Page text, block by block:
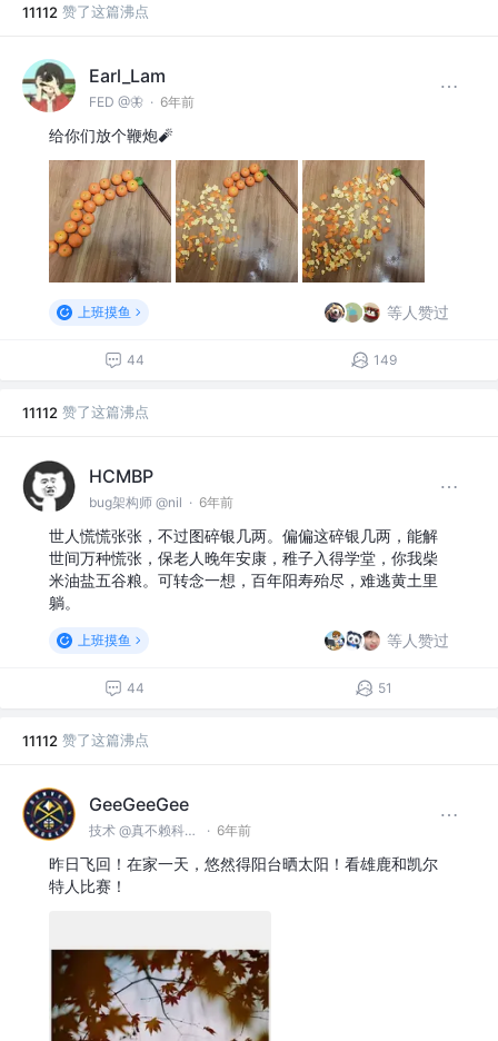
11112 赞了这篇沸点
Earl_Lam
FED @🦋 · 6年前
给你们放个鞭炮🧨
上班摸鱼 等人赞过
44 149
11112 赞了这篇沸点
HCMBP
bug架构师 @nil · 6年前
世人慌慌张张，不过图碎银几两。偏偏这碎银几两，能解
世间万种慌张，保老人晚年安康，稚子入得学堂，你我柴
米油盐五谷粮。可转念一想，百年阳寿殆尽，难逃黄土里
躺。
上班摸鱼 等人赞过
44 51
11112 赞了这篇沸点
GeeGeeGee
技术 @真不赖科技有限公司 · 6年前
昨日飞回！在家一天，悠然得阳台晒太阳！看雄鹿和凯尔
特人比赛！